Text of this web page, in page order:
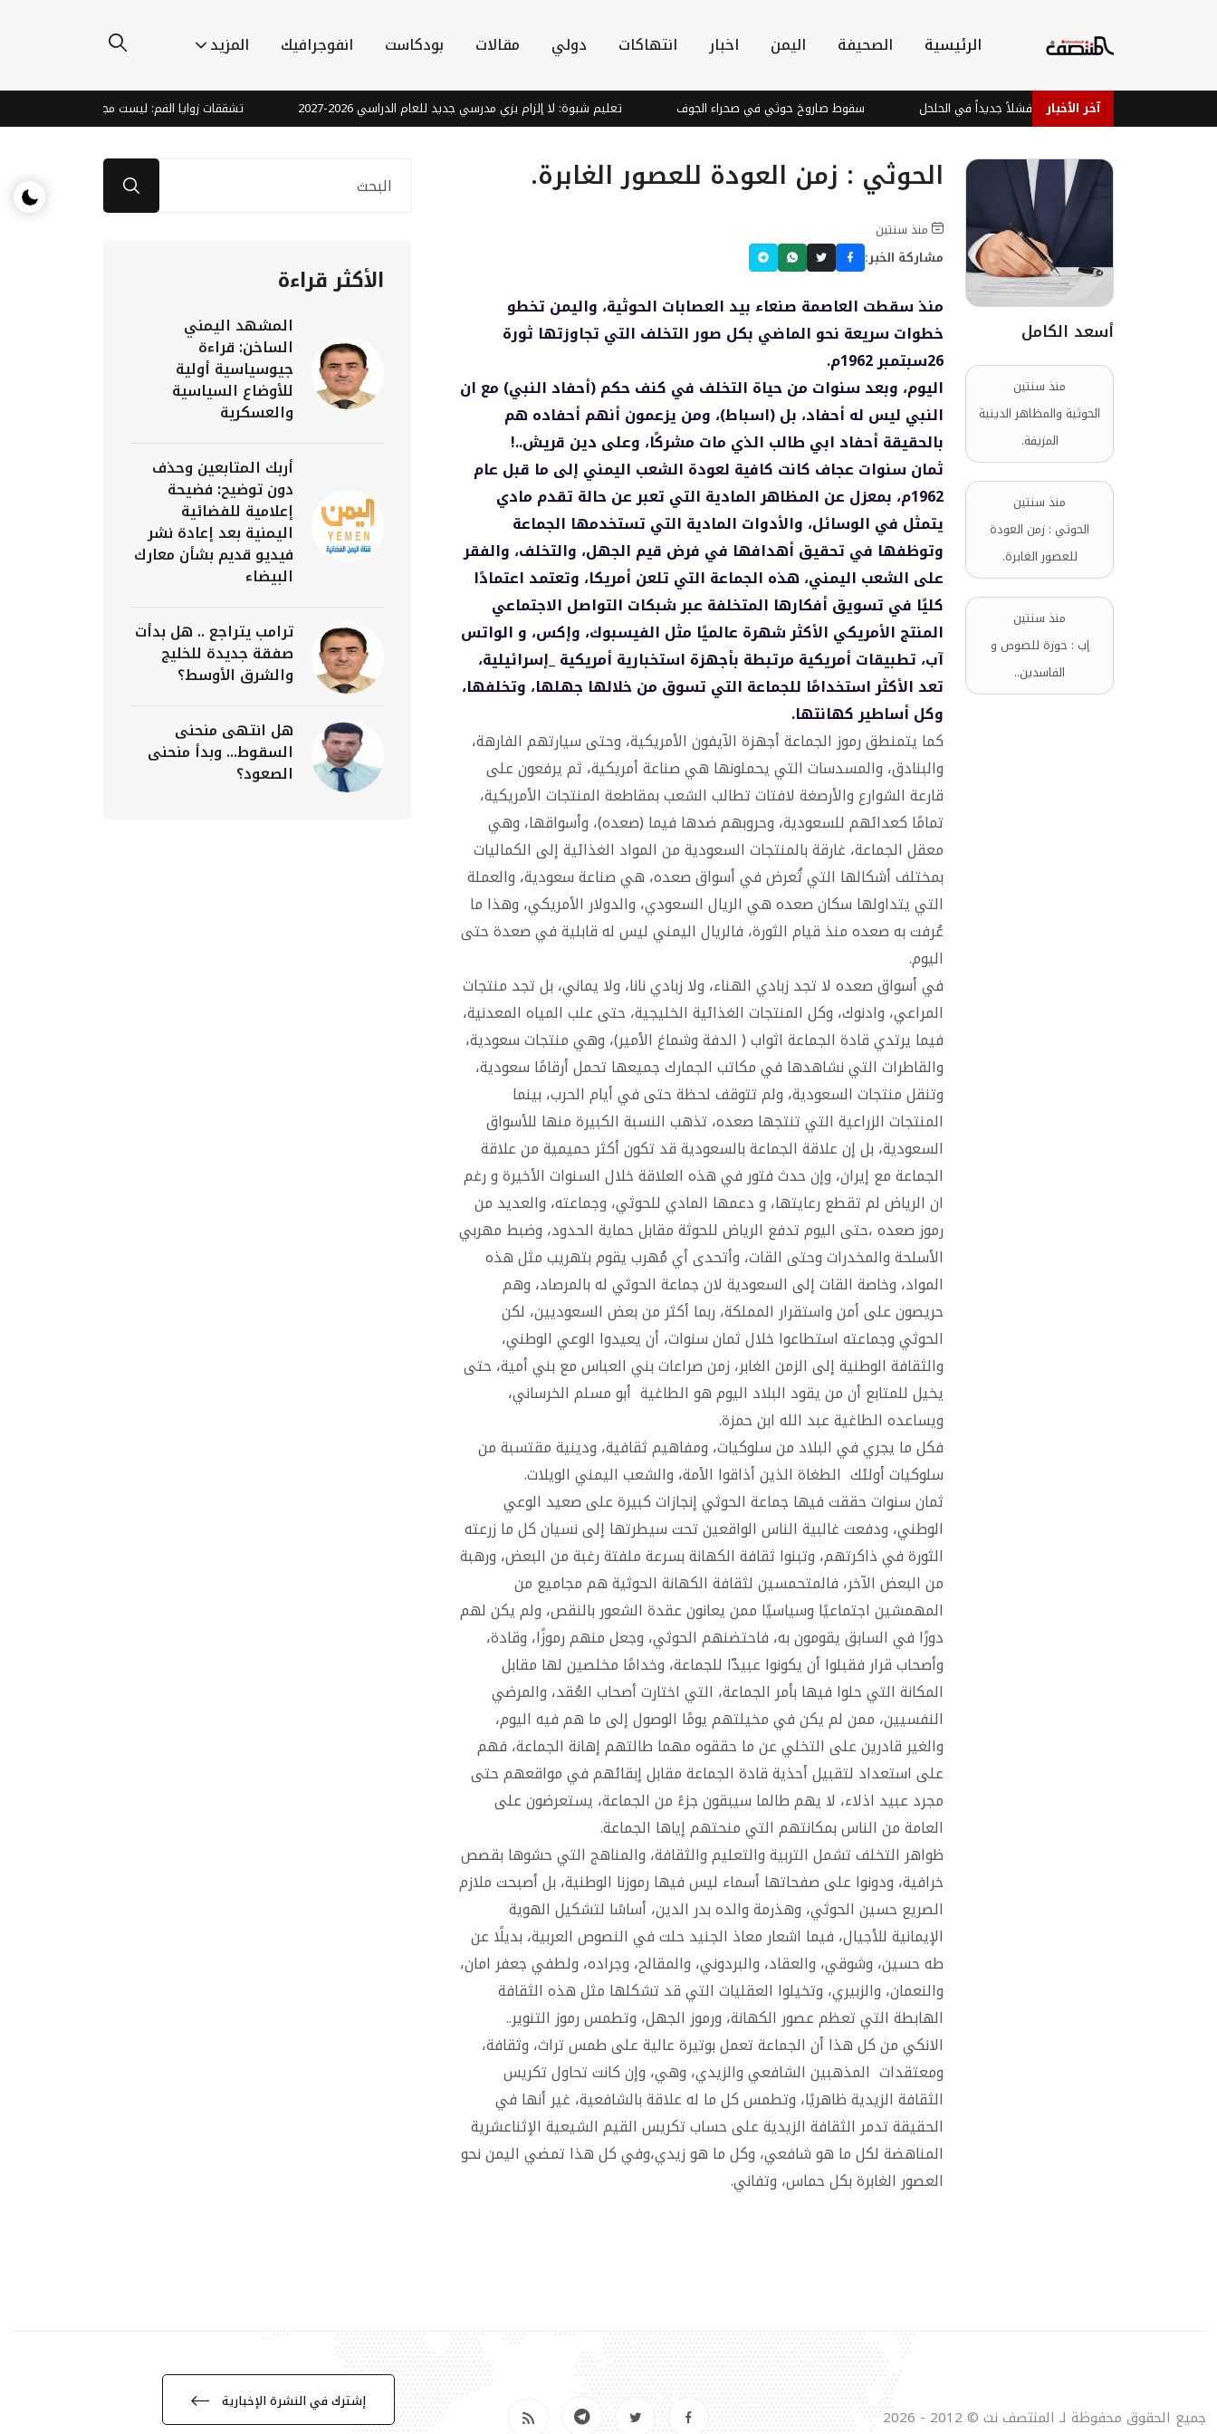
الرئيسية الصحيفة اليمن اخبار انتهاكات دولي مقالات بودكاست انفوجرافيك المزيد
آخر الأخبار
الحوثيون يتكبدون فشلاً جديداً في الحلحل سقوط صاروخ حوثي في صحراء الجوف تعليم شبوة: لا إلزام بزي مدرسي جديد للعام الدراسي 2026-2027 تشققات زوايا الفم: ليست مجرد جفاف.. قد تشير لنقص
أسعد الكامل
منذ سنتين
الحوثية والمظاهر الدينية
المزيفة.
منذ سنتين
الحوثي : زمن العودة
للعصور الغابرة.
منذ سنتين
إب : حوزة للصوص و
الفاسدين..
الحوثي : زمن العودة للعصور الغابرة.
منذ سنتين
مشاركة الخبر:
منذ سقطت العاصمة صنعاء بيد العصابات الحوثية، واليمن تخطو
خطوات سريعة نحو الماضي بكل صور التخلف التي تجاوزتها ثورة
26سبتمبر 1962م.
اليوم، وبعد سنوات من حياة التخلف في كنف حكم (أحفاد النبي) مع ان
النبي ليس له أحفاد، بل (اسباط)، ومن يزعمون أنهم أحفاده هم
بالحقيقة أحفاد ابي طالب الذي مات مشركًا، وعلى دين قريش..!
ثمان سنوات عجاف كانت كافية لعودة الشعب اليمني إلى ما قبل عام
1962م، بمعزل عن المظاهر المادية التي تعبر عن حالة تقدم مادي
يتمثل في الوسائل، والأدوات المادية التي تستخدمها الجماعة
وتوظفها في تحقيق أهدافها في فرض قيم الجهل، والتخلف، والفقر
على الشعب اليمني، هذه الجماعة التي تلعن أمريكا، وتعتمد اعتمادًا
كليًا في تسويق أفكارها المتخلفة عبر شبكات التواصل الاجتماعي
المنتج الأمريكي الأكثر شهرة عالميًا مثل الفيسبوك، وإكس، و الواتس
آب، تطبيقات أمريكية مرتبطة بأجهزة استخبارية أمريكية _إسرائيلية،
تعد الأكثر استخدامًا للجماعة التي تسوق من خلالها جهلها، وتخلفها،
وكل أساطير كهانتها.
كما يتمنطق رموز الجماعة أجهزة الآيفون الأمريكية، وحتى سيارتهم الفارهة،
والبنادق، والمسدسات التي يحملونها هي صناعة أمريكية، ثم يرفعون على
قارعة الشوارع والأرصغة لافتات تطالب الشعب بمقاطعة المنتجات الأمريكية،
تمامًا كعدائهم للسعودية، وحروبهم ضدها فيما (صعده)، وأسواقها، وهي
معقل الجماعة، غارقة بالمنتجات السعودية من المواد الغذائية إلى الكماليات
بمختلف أشكالها التي تُعرض في أسواق صعده، هي صناعة سعودية، والعملة
التي يتداولها سكان صعده هي الريال السعودي، والدولار الأمريكي، وهذا ما
عُرفت به صعده منذ قيام الثورة، فالريال اليمني ليس له قابلية في صعدة حتى
اليوم.
في أسواق صعده لا تجد زبادي الهناء، ولا زبادي نانا، ولا يماني، بل تجد منتجات
المراعي، وادنوك، وكل المنتجات الغذائية الخليجية، حتى علب المياه المعدنية،
فيما يرتدي قادة الجماعة اثواب ( الدفة وشماغ الأمير)، وهي منتجات سعودية،
والقاطرات التي نشاهدها في مكاتب الجمارك جميعها تحمل أرقامًا سعودية،
وتنقل منتجات السعودية، ولم تتوقف لحظة حتى في أيام الحرب، بينما
المنتجات الزراعية التي تنتجها صعده، تذهب النسبة الكبيرة منها للأسواق
السعودية، بل إن علاقة الجماعة بالسعودية قد تكون أكثر حميمية من علاقة
الجماعة مع إيران، وإن حدث فتور في هذه العلاقة خلال السنوات الأخيرة و رغم
ان الرياض لم تقطع رعايتها، و دعمها المادي للحوثي، وجماعته، والعديد من
رموز صعده ،حتى اليوم تدفع الرياض للحوثة مقابل حماية الحدود، وضبط مهربي
الأسلحة والمخدرات وحتى القات، وأتحدى أي مُهرب يقوم بتهريب مثل هذه
المواد، وخاصة القات إلى السعودية لان جماعة الحوثي له بالمرصاد، وهم
حريصون على أمن واستقرار المملكة، ربما أكثر من بعض السعوديين، لكن
الحوثي وجماعته استطاعوا خلال ثمان سنوات، أن يعيدوا الوعي الوطني،
والثقافة الوطنية إلى الزمن الغابر، زمن صراعات بني العباس مع بني أمية، حتى
يخيل للمتابع أن من يقود البلاد اليوم هو الطاغية أبو مسلم الخرساني،
ويساعده الطاغية عبد الله ابن حمزة.
فكل ما يجري في البلاد من سلوكيات، ومفاهيم ثقافية، ودينية مقتسبة من
سلوكيات أولئك الطغاة الذين أذاقوا الأمة، والشعب اليمني الويلات.
ثمان سنوات حققت فيها جماعة الحوثي إنجازات كبيرة على صعيد الوعي
الوطني، ودفعت غالبية الناس الواقعين تحت سيطرتها إلى نسيان كل ما زرعته
الثورة في ذاكرتهم، وتبنوا ثقافة الكهانة بسرعة ملفتة رغبة من البعض، ورهبة
من البعض الآخر، فالمتحمسين لثقافة الكهانة الحوثية هم مجاميع من
المهمشين اجتماعيًا وسياسيًا ممن يعانون عقدة الشعور بالنقص، ولم يكن لهم
دورًا في السابق يقومون به، فاحتضنهم الحوثي، وجعل منهم رموزًا، وقادة،
وأصحاب قرار فقبلوا أن يكونوا عبيدّا للجماعة، وخدامًا مخلصين لها مقابل
المكانة التي حلوا فيها بأمر الجماعة، التي اختارت أصحاب العُقد، والمرضي
النفسيين، ممن لم يكن في مخيلتهم يومًا الوصول إلى ما هم فيه اليوم،
والغير قادرين على التخلي عن ما حققوه مهما طالتهم إهانة الجماعة، فهم
على استعداد لتقبيل أحذية قادة الجماعة مقابل إبقائهم في مواقعهم حتى
مجرد عبيد اذلاء، لا يهم طالما سيبقون جزءً من الجماعة، يستعرضون على
العامة من الناس بمكانتهم التي منحتهم إياها الجماعة.
ظواهر التخلف تشمل التربية والتعليم والثقافة، والمناهج التي حشوها بقصص
خرافية، ودونوا على صفحاتها أسماء ليس فيها رموزنا الوطنية، بل أصبحت ملازم
الصريع حسين الحوثي، وهذرمة والده بدر الدين، أساسًا لتشكيل الهوية
الإيمانية للأجيال، فيما اشعار معاذ الجنيد حلت في النصوص العربية، بديلًا عن
طه حسين، وشوقي، والعقاد، والبردوني، والمقالح، وجراده، ولطفي جعفر امان،
والنعمان، والزبيري، وتخيلوا العقليات التي قد تشكلها مثل هذه الثقافة
الهابطة التي تعظم عصور الكهانة، ورموز الجهل، وتطمس رموز التنوير..
الانكي من كل هذا أن الجماعة تعمل بوتيرة عالية على طمس تراث، وثقافة،
ومعتقدات المذهبين الشافعي والزيدي، وهي، وإن كانت تحاول تكريس
الثقافة الزيدية ظاهريًا، وتطمس كل ما له علاقة بالشافعية، غير أنها في
الحقيقة تدمر الثقافة الزيدية على حساب تكريس القيم الشيعية الإثناعشرية
المناهضة لكل ما هو شافعي، وكل ما هو زيدي،وفي كل هذا تمضي اليمن نحو
العصور الغابرة بكل حماس، وتفاني.
الأكثر قراءة
المشهد اليمني
الساخن: قراءة
جيوسياسية أولية
للأوضاع السياسية
والعسكرية
أربك المتابعين وحذف
دون توضيح: فضيحة
إعلامية للفضائية
اليمنية بعد إعادة نشر
فيديو قديم بشأن معارك
البيضاء
ترامب يتراجع .. هل بدأت
صفقة جديدة للخليج
والشرق الأوسط؟
هل انتهى منحنى
السقوط... وبدأ منحنى
الصعود؟
جميع الحقوق محفوظة لـ المنتصف نت © 2012 - 2026
إشترك في النشرة الإخبارية